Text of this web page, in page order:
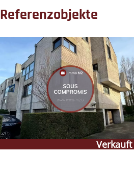
Referenzobjekte
Verkauft